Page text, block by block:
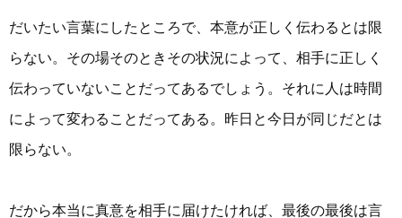
だいたい言葉にしたところで、本意が正しく伝わるとは限
らない。その場そのときその状況によって、相手に正しく
伝わっていないことだってあるでしょう。それに人は時間
によって変わることだってある。昨日と今日が同じだとは
限らない。
だから本当に真意を相手に届けたければ、最後の最後は言